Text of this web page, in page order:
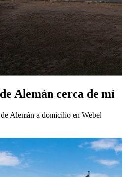
Alemán cerca de mí
Alemán a domicilio en Webel